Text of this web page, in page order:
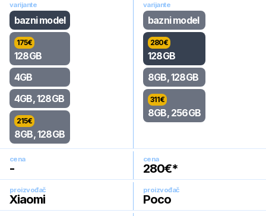
varijante
bazni model
175€
128GB
4GB
4GB, 128GB
215€
8GB, 128GB
varijante
bazni model
280€
128GB
8GB, 128GB
311€
8GB, 256GB
cena
-
cena
280€*
proizvođač
Xiaomi
proizvođač
Poco